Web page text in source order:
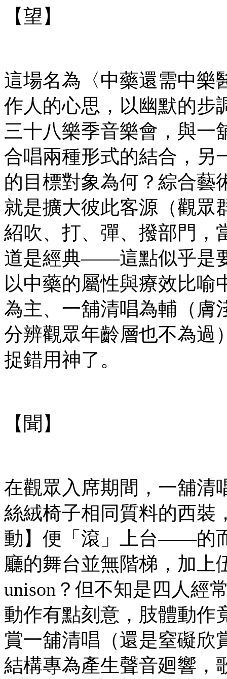
【望】
這場名為〈中藥還需中樂
作人的心思，以幽默的步
三十八樂季音樂會，與一
合唱兩種形式的結合，另
的目標對象為何？綜合藝
就是擴大彼此客源（觀眾
紹吹、打、彈、撥部門，
道是經典——這點似乎是
以中藥的屬性與療效比喻
為主、一舖清唱為輔（膚
分辨觀眾年齡層也不為過
捉錯用神了。
【聞】
在觀眾入席期間，一舖清
絲絨椅子相同質料的西裝
動】便「滾」上台——的
廳的舞台並無階梯，加上
unison？但不知是四人經
動作有點刻意，肢體動作
賞一舖清唱（還是窒礙欣
結構專為產生聲音廻響，